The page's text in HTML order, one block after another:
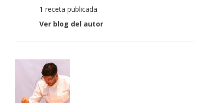
1 receta publicada
Ver blog del autor